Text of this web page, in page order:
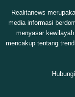
Realitanews
media informasi
menyasar
mencakup tentang